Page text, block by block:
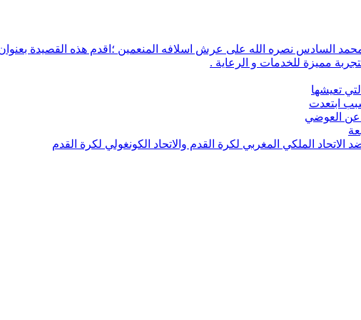
مميزة للخدمات و الرعاية .
تعيشها
ابتعدت
عن العوضي
الاتحاد الملكي المغربي لكرة القدم والاتحاد الكونغولي لكرة القدم